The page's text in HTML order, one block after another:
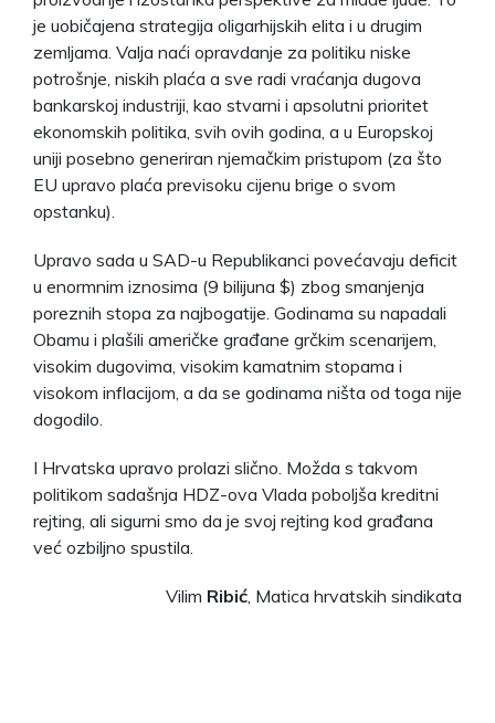
je uobičajena strategija oligarhijskih elita i u drugim
zemljama. Valja naći opravdanje za politiku niske
potrošnje, niskih plaća a sve radi vraćanja dugova
bankarskoj industriji, kao stvarni i apsolutni prioritet
ekonomskih politika, svih ovih godina, a u Europskoj
uniji posebno generiran njemačkim pristupom (za što
EU upravo plaća previsoku cijenu brige o svom
opstanku).
Upravo sada u SAD-u Republikanci povećavaju deficit
u enormnim iznosima (9 bilijuna $) zbog smanjenja
poreznih stopa za najbogatije. Godinama su napadali
Obamu i plašili američke građane grčkim scenarijem,
visokim dugovima, visokim kamatnim stopama i
visokom inflacijom, a da se godinama ništa od toga nije
dogodilo.
I Hrvatska upravo prolazi slično. Možda s takvom
politikom sadašnja HDZ-ova Vlada poboljša kreditni
rejting, ali sigurni smo da je svoj rejting kod građana
već ozbiljno spustila.
Vilim Ribić , Matica hrvatskih sindikata